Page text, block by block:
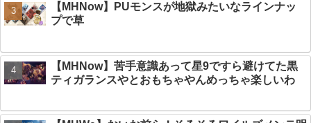
【MHNow】PUモンスが地獄みたいなラインナッ
プで草
【MHNow】苦手意識あって星9ですら避けてた黒
ティガランスやとおもちゃやんめっちゃ楽しいわ